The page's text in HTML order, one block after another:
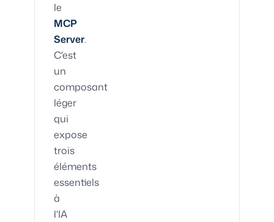
le
MCP
Server.
C'est
un
composant
léger
qui
expose
trois
éléments
essentiels
à
l'IA